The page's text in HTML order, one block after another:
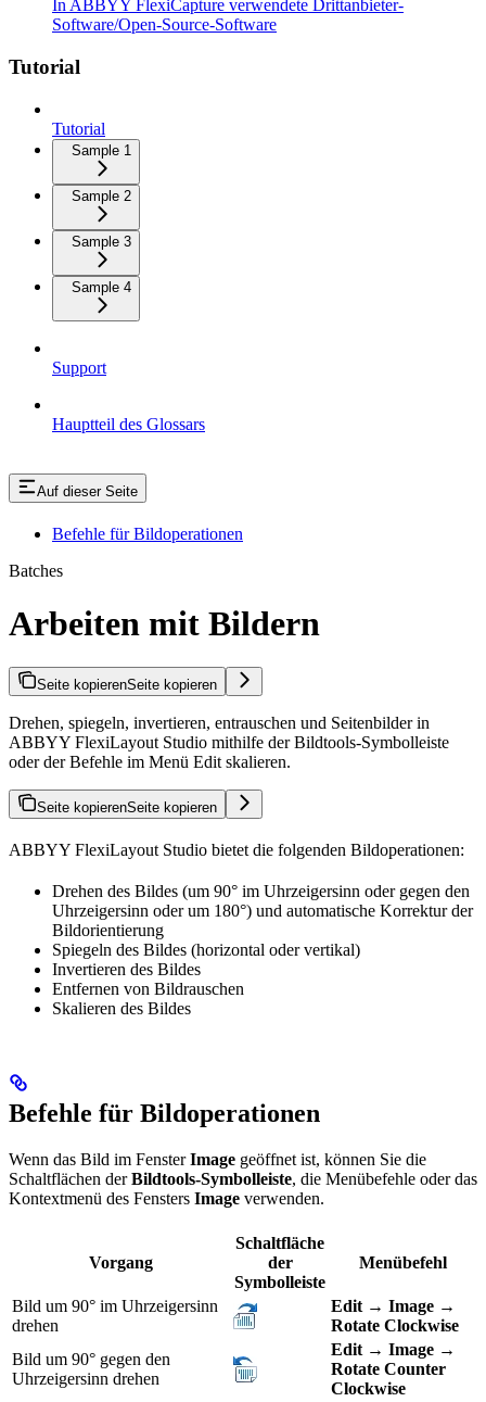
In ABBYY FlexiCapture verwendete Drittanbieter-
Software/Open-Source-Software
Tutorial
Tutorial
Sample 1
Sample 2
Sample 3
Sample 4
Support
Hauptteil des Glossars
Auf dieser Seite
Befehle für Bildoperationen
Batches
Arbeiten mit Bildern
Seite kopierenSeite kopieren
Drehen, spiegeln, invertieren, entrauschen und Seitenbilder in
ABBYY FlexiLayout Studio mithilfe der Bildtools-Symbolleiste
oder der Befehle im Menü Edit skalieren.
Seite kopierenSeite kopieren
ABBYY FlexiLayout Studio bietet die folgenden Bildoperationen:
Drehen des Bildes (um 90° im Uhrzeigersinn oder gegen den
Uhrzeigersinn oder um 180°) und automatische Korrektur der
Bildorientierung
Spiegeln des Bildes (horizontal oder vertikal)
Invertieren des Bildes
Entfernen von Bildrauschen
Skalieren des Bildes
Befehle für Bildoperationen
Wenn das Bild im FensterImage geöffnet ist, können Sie die
Schaltflächen derBildtools-Symbolleiste, die Menübefehle oder das
Kontextmenü des Fensters Image verwenden.
Vorgang
Schaltfläche
der
Symbolleiste
Menübefehl
Bild um 90° im Uhrzeigersinn
drehen
Edit → Image →
Rotate Clockwise
Bild um 90° gegen den
Uhrzeigersinn drehen
Edit → Image →
Rotate Counter
Clockwise